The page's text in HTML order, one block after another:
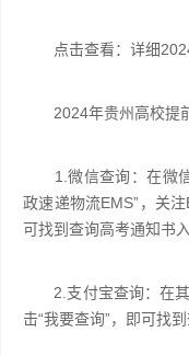
点击查看：详细2024
2024年贵州高校提
1.微信查询：在微信
政速递物流EMS”，关
可找到查询高考通知书入
2.支付宝查询：在其
击“我要查询”，即可找